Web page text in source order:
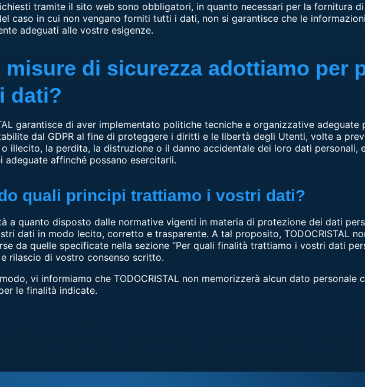
tramite il sito web sono obbligatori, in quanto necessari per la fornitura
caso in cui non vengano forniti tutti i dati, non si garantisce che le
adeguati alle vostre esigenze.
misure di sicurezza adottiamo per
dati?
garantisce di aver implementato politiche tecniche e organizzative adeguate
dal GDPR al fine di proteggere i diritti e le libertà degli Utenti, volte a
illecito, la perdita, la distruzione o il danno accidentale dei loro dati personali,
adeguate affinché possano esercitarli.
quali principi trattiamo i vostri dati?
a quanto disposto dalle normative vigenti in materia di protezione dei dati
dati in modo lecito, corretto e trasparente. A tal proposito, TODOCRISTAL
da quelle specificate nella sezione “Per quali finalità trattiamo i vostri dati
rilascio di vostro consenso scritto.
vi informiamo che TODOCRISTAL non memorizzerà alcun dato personale
le finalità indicate.